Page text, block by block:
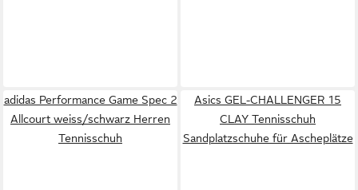
adidas Performance Game Spec 2
Allcourt weiss/schwarz Herren
Tennisschuh
Asics GEL-CHALLENGER 15
CLAY Tennisschuh
Sandplatzschuhe für Ascheplätze